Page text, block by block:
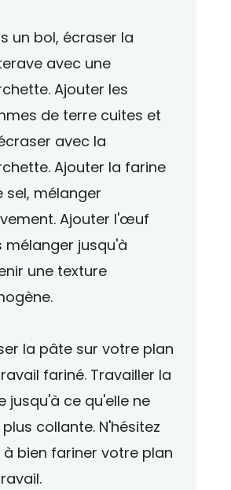
un bol, écraser la
avec une
Ajouter les
de terre cuites et
avec la
Ajouter la farine
sel, mélanger
Ajouter l'œuf
mélanger jusqu'à
une texture
la pâte sur votre plan
fariné. Travailler la
jusqu'à ce qu'elle ne
collante. N'hésitez
à bien fariner votre plan